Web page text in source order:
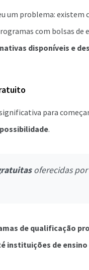
um problema: existem
com bolsas de
disponíveis e
para
.
oferecidas por
de qualificação
instituições de ensino